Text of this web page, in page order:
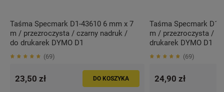
Taśma Specmark D1-43610 6 mm x 7
m / przezroczysta / czarny nadruk /
do drukarek DYMO D1
69
23,50 zł DO KOSZYKA
Taśma Specmark D1-
m / przezroczysta /
drukarek DYMO D1
69
24,90 zł